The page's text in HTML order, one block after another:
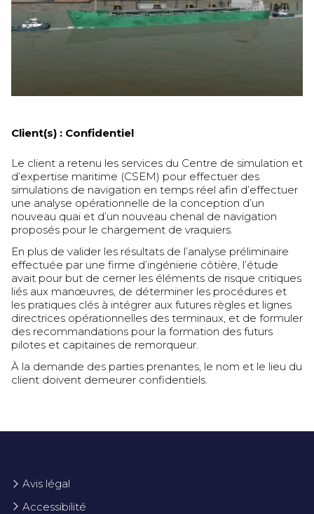
Client(s) : Confidentiel
Le client a retenu les services du Centre de simulation et
d’expertise maritime (CSEM) pour effectuer des
simulations de navigation en temps réel afin d’effectuer
une analyse opérationnelle de la conception d’un
nouveau quai et d’un nouveau chenal de navigation
proposés pour le chargement de vraquiers.
En plus de valider les résultats de l’analyse préliminaire
effectuée par une firme d’ingénierie côtière, l’étude
avait pour but de cerner les éléments de risque critiques
liés aux manœuvres, de déterminer les procédures et
les pratiques clés à intégrer aux futures règles et lignes
directrices opérationnelles des terminaux, et de formuler
des recommandations pour la formation des futurs
pilotes et capitaines de remorqueur.
À la demande des parties prenantes, le nom et le lieu du
client doivent demeurer confidentiels.
Avis légal
Accessibilité